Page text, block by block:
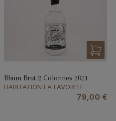
Rhum Brut 2 Colonnes 2021
HABITATION LA FAVORITE
79,00 €